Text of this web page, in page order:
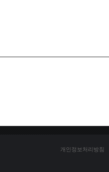
개인정보처리방침